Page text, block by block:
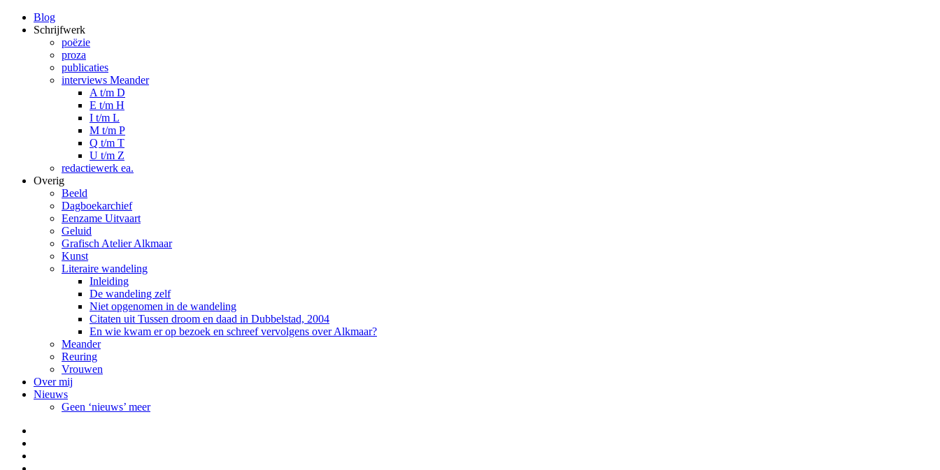
Blog
Schrijfwerk
poëzie
proza
publicaties
interviews Meander
A t/m D
E t/m H
I t/m L
M t/m P
Q t/m T
U t/m Z
redactiewerk ea.
Overig
Beeld
Dagboekarchief
Eenzame Uitvaart
Geluid
Grafisch Atelier Alkmaar
Kunst
Literaire wandeling
Inleiding
De wandeling zelf
Niet opgenomen in de wandeling
Citaten uit Tussen droom en daad in Dubbelstad, 2004
En wie kwam er op bezoek en schreef vervolgens over Alkmaar?
Meander
Reuring
Vrouwen
Over mij
Nieuws
Geen ‘nieuws’ meer